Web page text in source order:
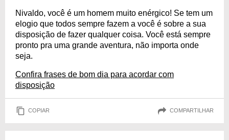
Nivaldo, você é um homem muito enérgico! Se tem um
elogio que todos sempre fazem a você é sobre a sua
disposição de fazer qualquer coisa. Você está sempre
pronto pra uma grande aventura, não importa onde
seja.
Confira frases de bom dia para acordar com
disposição
COPIAR COMPARTILHAR